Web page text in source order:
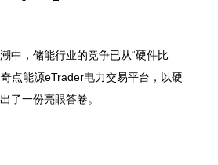
中，储能行业的竞争已从“硬件比
奇点能源eTrader电力交易平台，以硬
了一份亮眼答卷。